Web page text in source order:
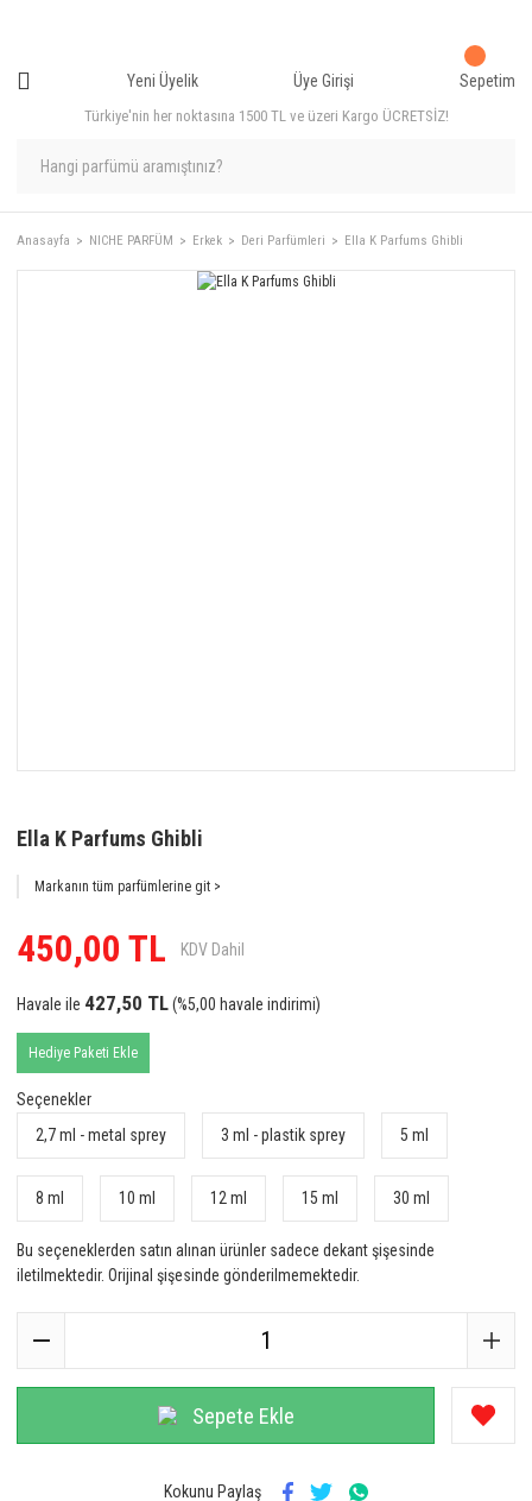
Türkiye'nin her noktasına 1500 TL ve üzeri Kargo ÜCRETSİZ!
Yeni Üyelik Üye Girişi Sepetim
Anasayfa NICHE PARFÜM Erkek Deri Parfümleri Ella K Parfums Ghibli
Ella K Parfums Ghibli
Markanın tüm parfümlerine git >
450,00 TL KDV Dahil
Havale ile 427,50 TL(%5,00 havale indirimi)
Hediye Paketi Ekle
Seçenekler
2,7 ml - metal sprey
3 ml - plastik sprey 5 ml
8 ml 10 ml 12 ml 15 ml 30 ml
Bu seçeneklerden satın alınan ürünler sadece dekant şişesinde
iletilmektedir. Orijinal şişesinde gönderilmemektedir.
Sepete Ekle
Kokunu Paylaş